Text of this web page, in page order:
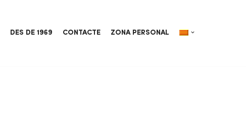
DES DE 1969 CONTACTE ZONA PERSONAL